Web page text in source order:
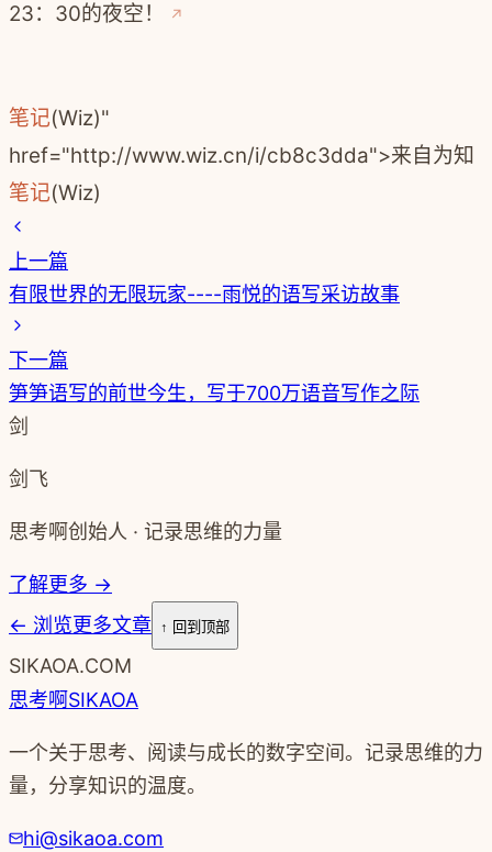
23：30的夜空！
笔记(Wiz)"
href="http://www.wiz.cn/i/cb8c3dda">来自为知
笔记(Wiz)
上一篇
有限世界的无限玩家----雨悦的语写采访故事
下一篇
笋笋语写的前世今生，写于700万语音写作之际
剑
剑飞
思考啊创始人 · 记录思维的力量
了解更多 →
← 浏览更多文章 ↑ 回到顶部
SIKAOA.COM
思考啊SIKAOA
一个关于思考、阅读与成长的数字空间。记录思维的力
量，分享知识的温度。
hi@sikaoa.com